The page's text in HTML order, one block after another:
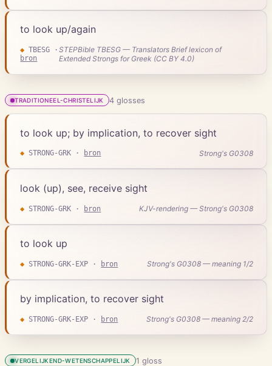
to look up/again
◆ TBESG ·
bron
STEPBible TBESG — Translators Brief lexicon of
Extended Strongs for Greek (CC BY 4.0)
TRADITIONEEL-CHRISTELIJK 4glosses
to look up; by implication, to recover sight
◆ STRONG-GRK · bron Strong's G0308
look (up), see, receive sight
◆ STRONG-GRK · bron KJV-rendering — Strong's G0308
to look up
◆ STRONG-GRK-EXP · bron Strong's G0308 — meaning 1/2
by implication, to recover sight
◆ STRONG-GRK-EXP · bron Strong's G0308 — meaning 2/2
VERGELIJKEND-WETENSCHAPPELIJK 1 gloss